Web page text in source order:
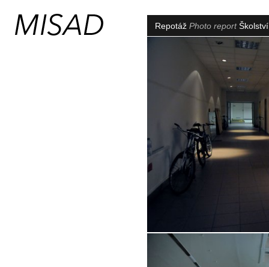
Repotáž Photo reportŠkolství